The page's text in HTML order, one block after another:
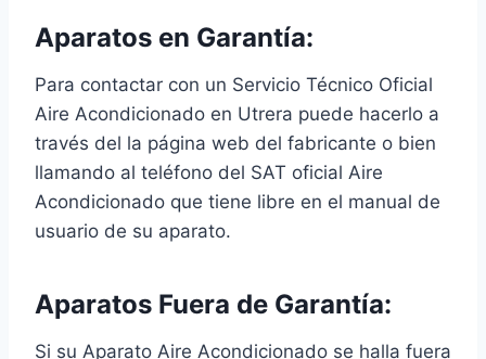
Aparatos en Garantía:
Para contactar con un Servicio Técnico Oficial
Aire Acondicionado en Utrera puede hacerlo a
través del la página web del fabricante o bien
llamando al teléfono del SAT oficial Aire
Acondicionado que tiene libre en el manual de
usuario de su aparato.
Aparatos Fuera de Garantía:
Si su Aparato Aire Acondicionado se halla fuera